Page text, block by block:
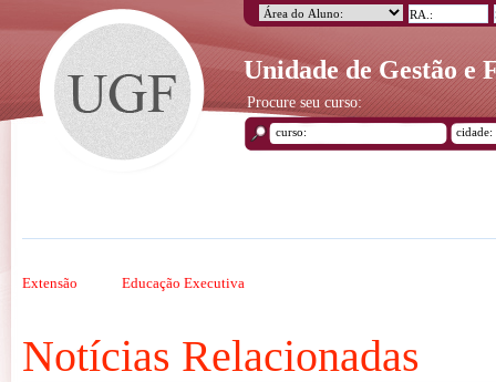
Unidade de Gestão e
Procure seu curso:
Extensão Educação Executiva
Notícias Relacionadas